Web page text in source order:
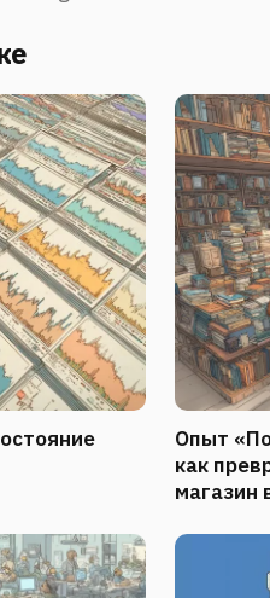
Опыт
как
магазин